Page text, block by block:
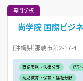
専門学校
尚学院 国際ビジ
[沖縄県]那覇市泊2-17-4
商業実務・法律分野 語学
幼児教育・保育・福祉分野